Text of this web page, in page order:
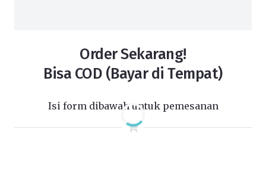
Order Sekarang!
Bisa COD (Bayar di Tempat)
Isi form dibawah untuk pemesanan